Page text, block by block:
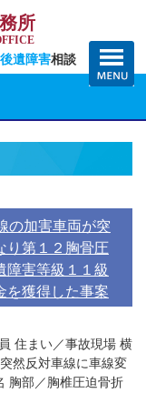
所
遺障害相談
の加害車両が突
り第１２胸骨圧
障害等級１１級
を獲得した事案
住まい／事故現場 横
然反対車線に車線変
胸部／胸椎圧迫骨折